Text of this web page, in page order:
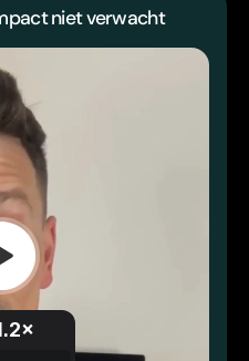
niet verwacht